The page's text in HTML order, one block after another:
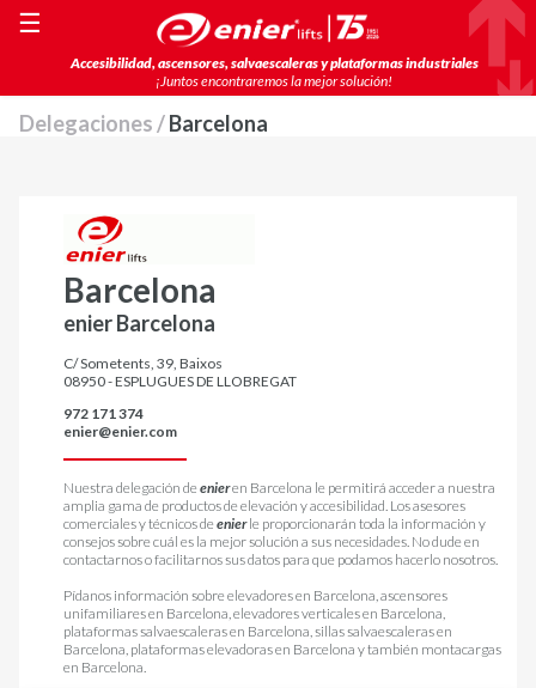
Accesibilidad, ascensores, salvaescaleras y plataformas industriales
¡Juntos encontraremos la mejor solución!
☰
Delegaciones /Barcelona
Barcelona
enier Barcelona
C/ Sometents, 39, Baixos
08950 - ESPLUGUES DE LLOBREGAT
972 171 374
enier@enier.com
Nuestra delegación deenieren Barcelona le permitirá acceder a nuestra
amplia gama de productos de elevación y accesibilidad. Los asesores
comerciales y técnicos deenierle proporcionarán toda la información y
consejos sobre cuál es la mejor solución a sus necesidades. No dude en
contactarnos o facilitarnos sus datos para que podamos hacerlo nosotros.
Pídanos información sobreelevadores en Barcelona ,ascensores
unifamiliares en Barcelona ,elevadores verticales en Barcelona
plataformas salvaescaleras en Barcelona ,sillas salvaescaleras en
Barcelona plataformas elevadoras en Barcelona y también montacargas
en Barcelona